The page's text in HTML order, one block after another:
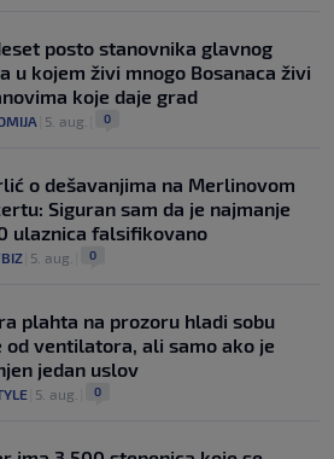
posto stanovnika glavnog
u kojem živi mnogo Bosanaca živi
koje daje grad
5. aug. 0
o dešavanjima na Merlinovom
Siguran sam da je najmanje
ulaznica falsifikovano
5. aug. 0
plahta na prozoru hladi sobu
od ventilatora, ali samo ako je
jedan uslov
5. aug. 0